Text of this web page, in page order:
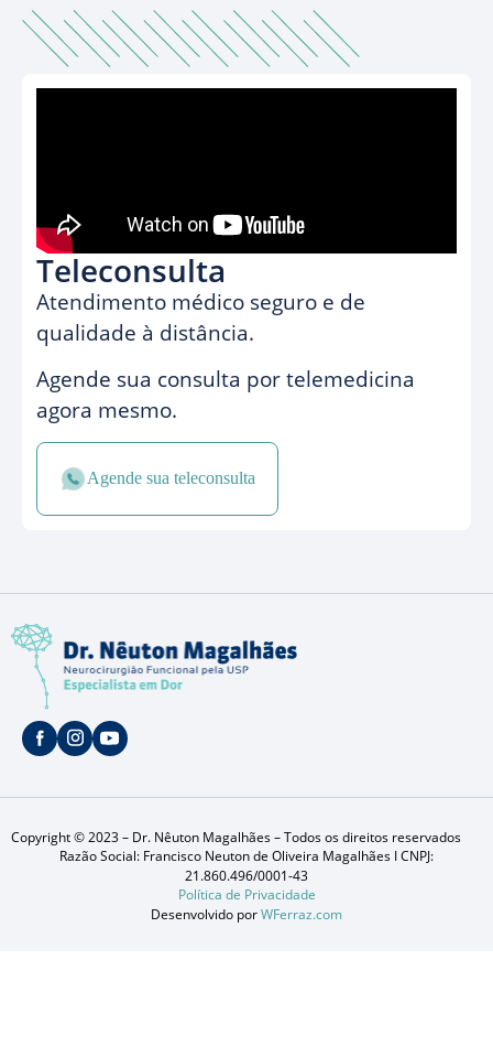
Teleconsulta
Atendimento médico seguro e de
qualidade à distância.
Agende sua consulta por telemedicina
agora mesmo.
Agende sua teleconsulta
Copyright © 2023 – Dr. Nêuton Magalhães – Todos os direitos reservados
Razão Social: Francisco Neuton de Oliveira Magalhães I CNPJ:
21.860.496/0001-43
Política de Privacidade
Desenvolvido porWFerraz.com